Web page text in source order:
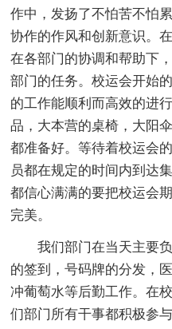
作中，发扬了不怕苦不怕
协作的作风和创新意识。
在各部门的协调和帮助下
部门的任务。校运会开始
的工作能顺利而高效的进
品，大本营的桌椅，大阳
都准备好。等待着校运会
员都在规定的时间内到达
都信心满满的要把校运会
完美。
我们部门在当天主要
的签到，号码牌的分发，
冲葡萄水等后勤工作。在
们部门所有干事都积极参